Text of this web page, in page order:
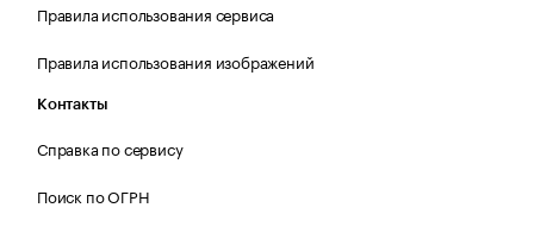
Правила использования сервиса
Правила использования изображений
Контакты
Справка по сервису
Поиск по ОГРН